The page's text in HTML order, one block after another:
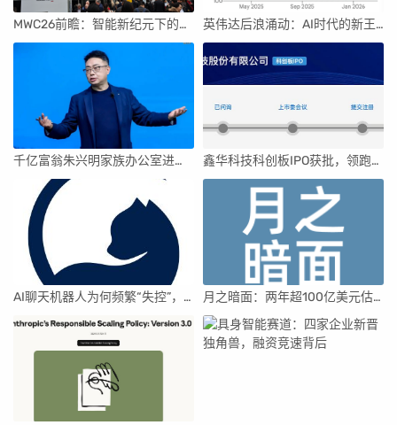
MWC26前瞻：智能新纪元下的科技盛宴 英伟达后浪涌动：AI时代的新王者与隐忧
千亿富翁朱兴明家族办公室进军VC圈 鑫华科技科创板IPO获批，领跑国内半导体材料市场
AI聊天机器人为何频繁“失控”，背后原因及解决方案解析 月之暗面：两年超100亿美元估值，K2.5引领AI新纪元